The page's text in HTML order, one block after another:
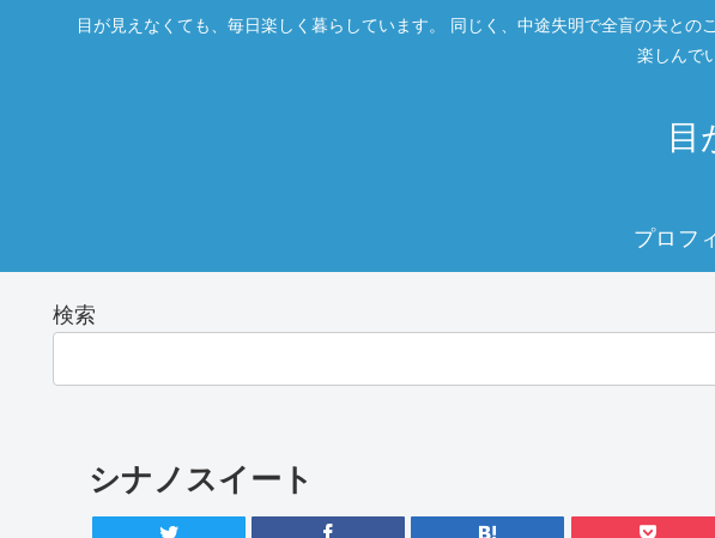
目が見えなくても、毎日楽しく暮らしています。 同じく、中途失明で全盲の夫と
楽しんで
目
プロフ
検索
シナノスイート